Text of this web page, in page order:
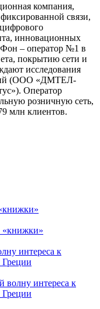
компания,
связи,
инновационных
– оператор №1 в
покрытию сети и
исследования
(ООО «ДМТЕЛ-
Оператор
розничную сеть,
млн клиентов.
«книжки»
интереса к
волну интереса к